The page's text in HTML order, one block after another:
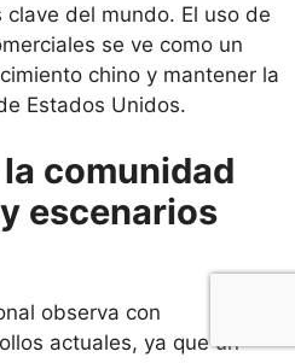
clave del mundo. El uso de
se ve como un
chino y mantener la
Estados Unidos.
comunidad
escenarios
observa con
actuales, ya que un